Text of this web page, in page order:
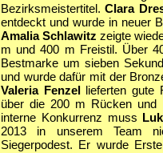
Bezirksmeistertitel.Clara
entdeckt und wurde in neuer
Amalia Schlawitz zeigte
m und 400 m Freistil. Über
Bestmarke um sieben
und wurde dafür mit der
Valeria Fenzellieferten gute
über die 200 m Rücken und
interne Konkurrenz muss
2013 in unserem Team
Siegerpodest. Er wurde